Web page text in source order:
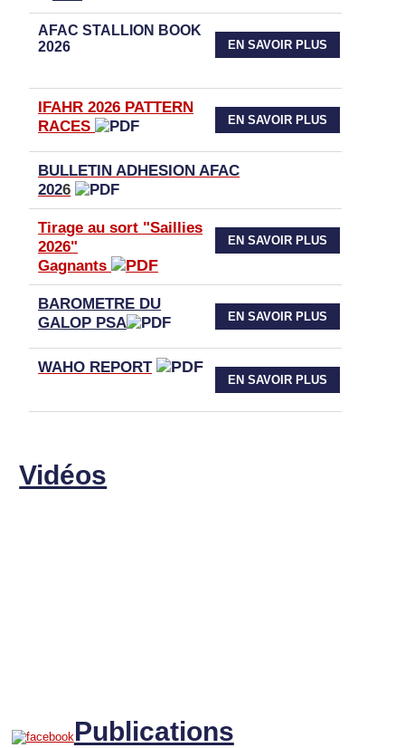
AFAC STALLION BOOK
2026
EN SAVOIR PLUS
IFAHR 2026 PATTERN
RACES
EN SAVOIR PLUS
BULLETIN ADHESION AFAC
2026
Tirage au sort "Saillies
2026"
Gagnants
EN SAVOIR PLUS
BAROMETRE DU
GALOP PSA
EN SAVOIR PLUS
WAHO REPORT
EN SAVOIR PLUS
Vidéos
Publications